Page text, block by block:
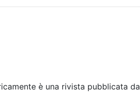
è una rivista pubblicata da